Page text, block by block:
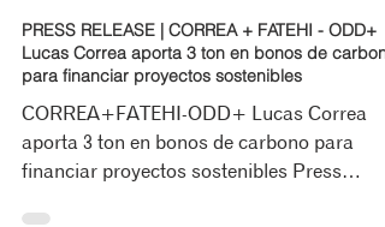
10 ene 2025
2 min de lectura
PRESS RELEASE | CORREA + FATEHI - ODD+
para financiar proyectos sostenibles
CORREA+FATEHI-ODD+ Lucas Correa
aporta 3 ton en bonos de carbono para
financiar proyectos sostenibles Press